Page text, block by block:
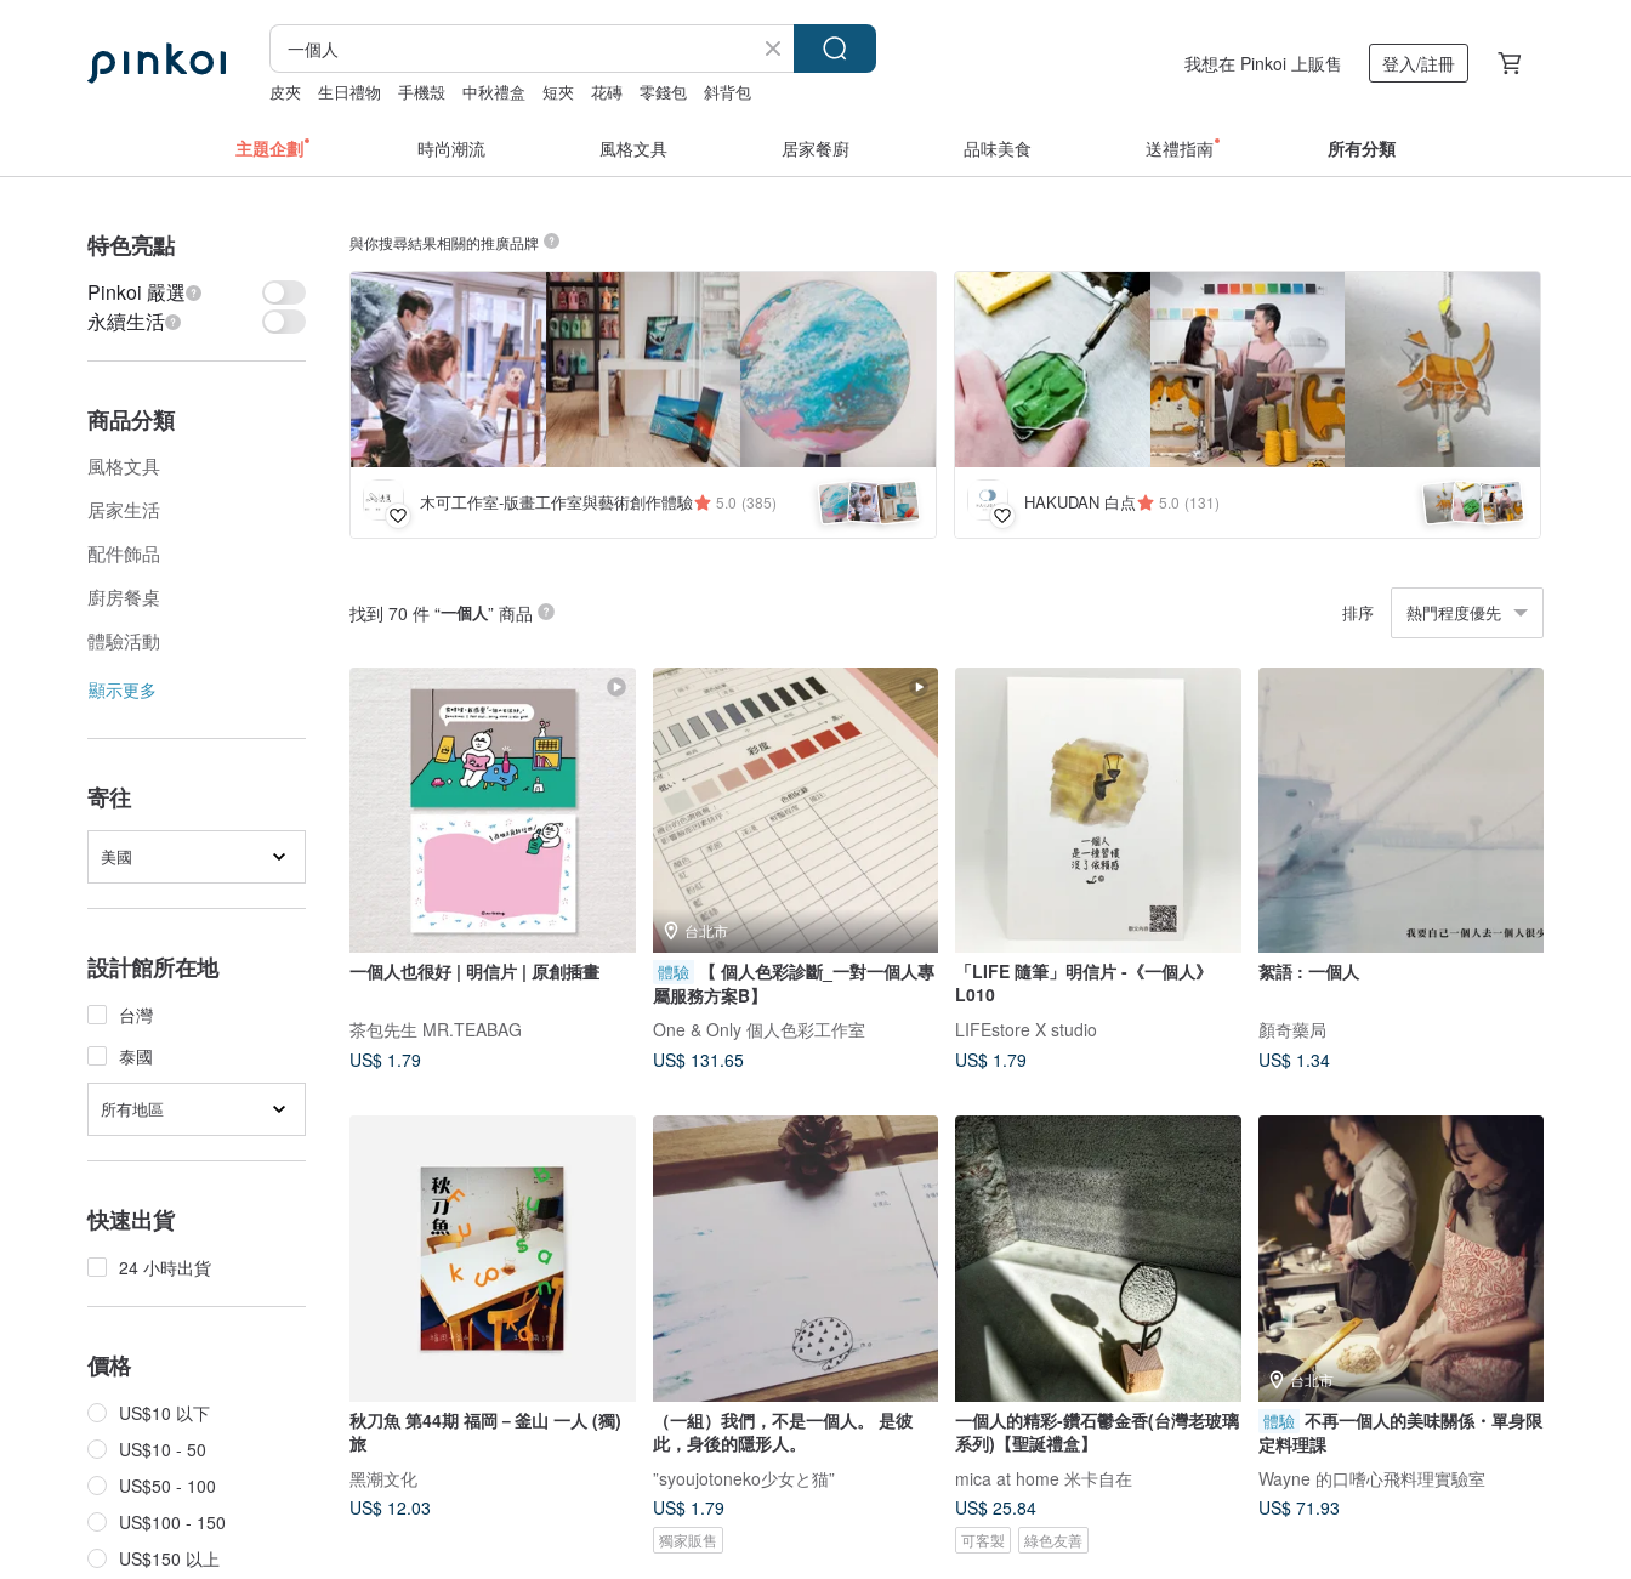
皮夾 生日禮物 手機殼 中秋禮盒 短夾 花磚 零錢包 斜背包
我想在 Pinkoi 上販售 登入/註冊
主題企劃 時尚潮流 風格文具 居家餐廚 品味美食 送禮指南 所有分類
特色亮點
Pinkoi 嚴選
永續生活
商品分類
風格文具
居家生活
配件飾品
廚房餐桌
體驗活動
顯示更多
寄往
美國
設計館所在地
台灣
泰國
所有地區
快速出貨
24 小時出貨
價格
US$10 以下
US$10 - 50
US$50 - 100
US$100 - 150
US$150 以上
與你搜尋結果相關的推廣品牌
木可工作室-版畫工作室與藝術創作體驗 5.0 (385) HAKUDAN 白点 5.0 (131)
找到 70 件 “一個人” 商品 排序 熱門程度優先
一個人也很好 | 明信片 | 原創插畫
茶包先生 MR.TEABAG
US$ 1.79
台北市
體驗
【 個人色彩診斷_一對一個人專
屬服務方案B】
One & Only 個人色彩工作室
US$ 131.65
「LIFE 隨筆」明信片 -《一個人》
L010
LIFEstore X studio
US$ 1.79
絮語 : 一個人
顏奇藥局
US$ 1.34
秋刀魚 第44期 福岡－釜山 一人 (獨)
旅
黑潮文化
US$ 12.03
（一組）我們，不是一個人。 是彼
此，身後的隱形人。
”syoujotoneko少女と猫”
US$ 1.79
獨家販售
一個人的精彩-鑽石鬱金香(台灣老玻璃
系列)【聖誕禮盒】
mica at home 米卡自在
US$ 25.84
可客製 綠色友善
台北市
體驗 不再一個人的美味關係・單身限
定料理課
Wayne 的口嗜心飛料理實驗室
US$ 71.93